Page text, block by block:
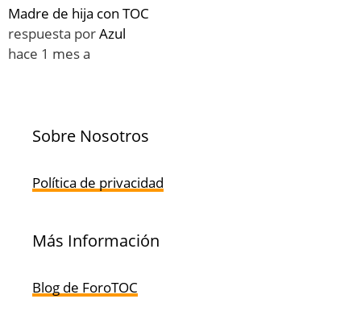
Madre de hija con TOC
respuesta porAzul
hace 1 mes a
Sobre Nosotros
Política de privacidad
Más Información
Blog de ForoTOC